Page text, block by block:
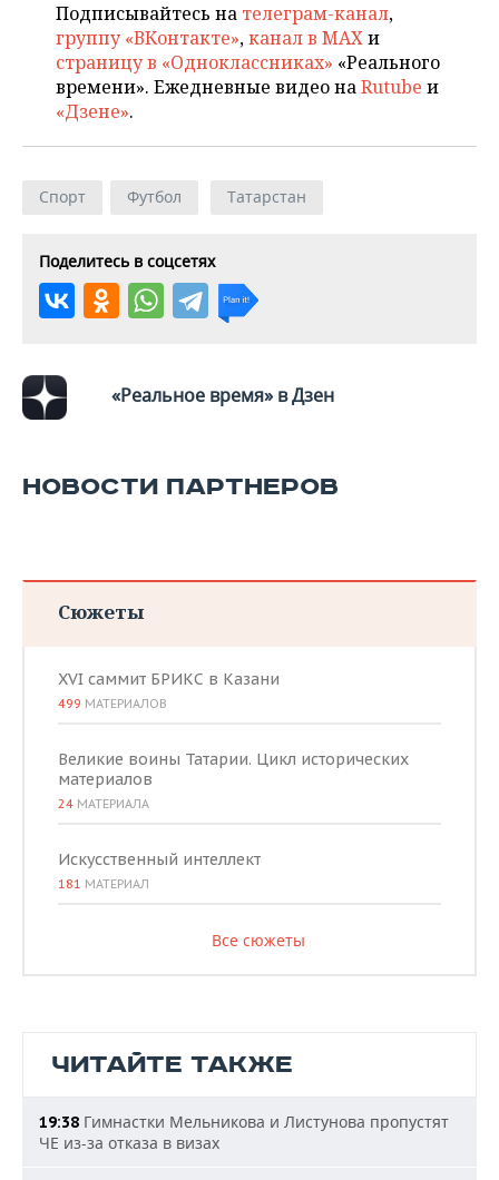
Подписывайтесь на телеграм-канал,
группу «ВКонтакте»,канал в MAXи
страницу в «Одноклассниках» «Реального
времени». Ежедневные видео наRutube и
«Дзене».
Спорт Футбол Татарстан
Поделитесь в соцсетях
«Реальное время» в Дзен
НОВОСТИ ПАРТНЕРОВ
Сюжеты
XVI саммит БРИКС в Казани
499 МАТЕРИАЛОВ
Великие воины Татарии. Цикл исторических
материалов
24 МАТЕРИАЛА
Искусственный интеллект
181 МАТЕРИАЛ
Все сюжеты
ЧИТАЙТЕ ТАКЖЕ
19:38 Гимнастки Мельникова и Листунова пропустят
ЧЕ из-за отказа в визах